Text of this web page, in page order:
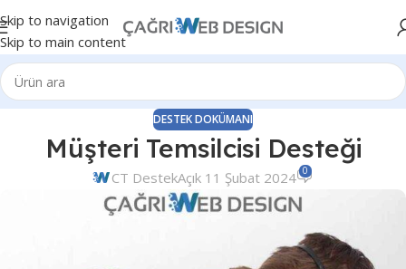
Skip to navigation
Skip to main content
DESTEK DOKÜMANI
Müşteri Temsilcisi Desteği
CT DestekAçık 11 Şubat 2024 0